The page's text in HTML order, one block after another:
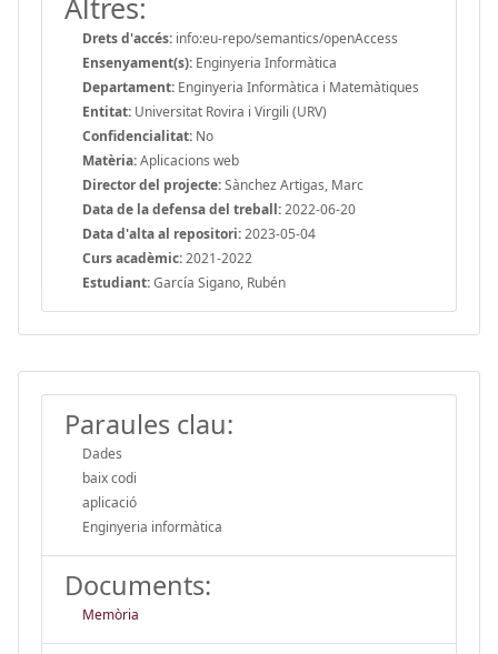
Altres:
Drets d'accés: info:eu-repo/semantics/openAccess
Ensenyament(s): Enginyeria Informàtica
Departament: Enginyeria Informàtica i Matemàtiques
Entitat: Universitat Rovira i Virgili (URV)
Confidencialitat: No
Matèria:Aplicacions web
Director del projecte:Sànchez Artigas, Marc
Data de la defensa del treball:2022-06-20
Data d'alta al repositori:2023-05-04
Curs acadèmic:2021-2022
Estudiant:García Sigano, Rubén
Paraules clau:
Dades
baix codi
aplicació
Enginyeria informàtica
Documents:
Memòria